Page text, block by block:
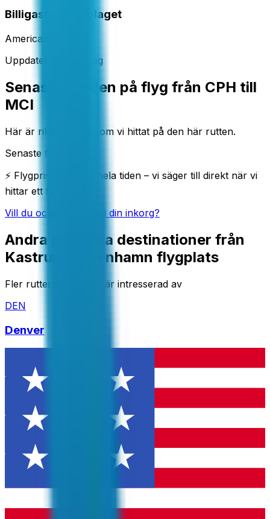
Billigaste flygbolaget
American
Uppdateras varje dag
Senaste fynden på flyg från CPH till
MCI
Här är riktiga deals som vi hittat på den här rutten.
Senaste fynd
⚡ Flygpriser ändras hela tiden – vi säger till direkt när vi
hittar ett fynd.
Vill du också få deals i din inkorg?
Andra populära destinationer från
Kastrup-Köpenhamn flygplats
Fler rutter du kanske är intresserad av
DEN
Denver